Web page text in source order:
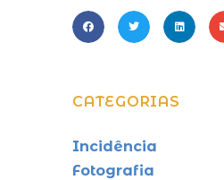
CATEGORIAS
Incidência
Fotografia